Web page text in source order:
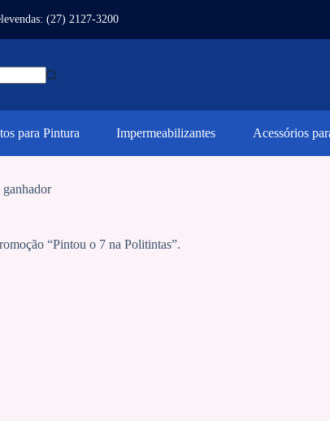
(27) 2127-3200
para Pintura Impermeabilizantes Acessórios
“Pintou o 7 na Politintas”.